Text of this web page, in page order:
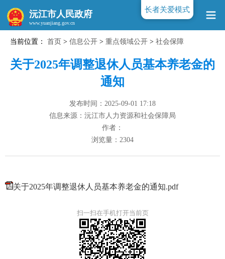
沅江市人民政府
当前位置： 首页 > 信息公开 > 重点领域公开 > 社会保障
关于2025年调整退休人员基本养老金的
通知
发布时间：2025-09-01 17:18
信息来源：沅江市人力资源和社会保障局
作者：
浏览量： 2304
关于2025年调整退休人员基本养老金的通知.pdf
扫一扫在手机打开当前页
长者关爱模式